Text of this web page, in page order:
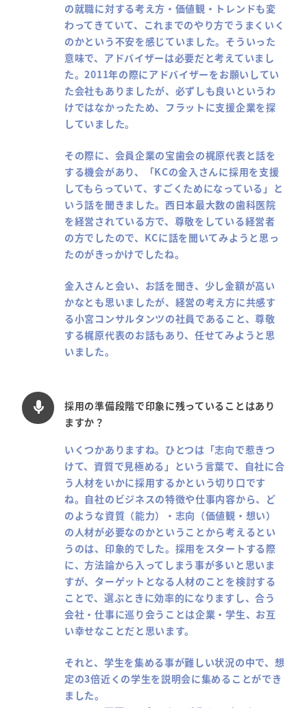
の就職に対する考え方・価値観・トレンドも変
わってきていて、これまでのやり方でうまくいく
のかという不安を感じていました。そういった
意味で、アドバイザーは必要だと考えていまし
た。2011年の際にアドバイザーをお願いしてい
た会社もありましたが、必ずしも良いというわ
けではなかったため、フラットに支援企業を探
していました。
その際に、会員企業の宝歯会の梶原代表と話を
する機会があり、「KCの金入さんに採用を支援
してもらっていて、すごくためになっている」と
いう話を聞きました。西日本最大数の歯科医院
を経営されている方で、尊敬をしている経営者
の方でしたので、KCに話を聞いてみようと思っ
たのがきっかけでしたね。
金入さんと会い、お話を聞き、少し金額が高い
かなとも思いましたが、経営の考え方に共感す
る小宮コンサルタンツの社員であること、尊敬
する梶原代表のお話もあり、任せてみようと思
いました。
mic
採用の準備段階で印象に残っていることはあり
ますか？
いくつかありますね。ひとつは「志向で惹きつ
けて、資質で見極める」という言葉で、自社に合
う人材をいかに採用するかという切り口です
ね。自社のビジネスの特徴や仕事内容から、ど
のような資質（能力）・志向（価値観・想い）
の人材が必要なのかということから考えるとい
うのは、印象的でした。採用をスタートする際
に、方法論から入ってしまう事が多いと思いま
すが、ターゲットとなる人材のことを検討する
ことで、選ぶときに効率的になりますし、合う
会社・仕事に巡り会うことは企業・学生、お互
い幸せなことだと思います。
それと、学生を集める事が難しい状況の中で、想
定の3倍近くの学生を説明会に集めることができ
ました。